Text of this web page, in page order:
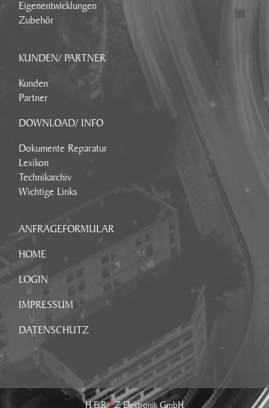
Eigenentwicklungen
Zubehör
KUNDEN/ PARTNER
Kunden
Partner
DOWNLOAD/ INFO
Dokumente Reparatur
Lexikon
Technikarchiv
Wichtige Links
ANFRAGEFORMULAR
HOME
LOGIN
IMPRESSUM
DATENSCHUTZ
H.E.R.T.Z Elektronik GmbH